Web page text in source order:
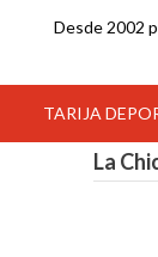
Desde 2002
TARIJA
La